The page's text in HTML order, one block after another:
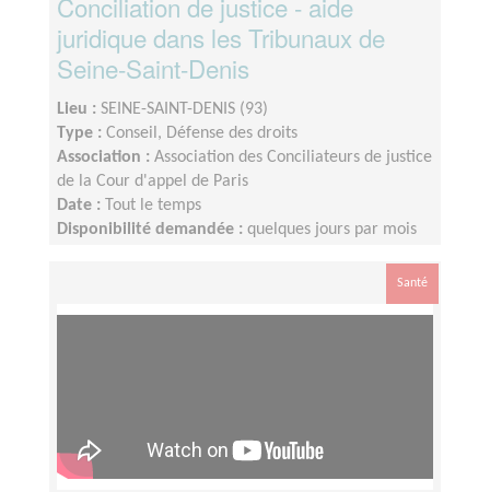
juridique dans les Tribunaux de
Seine-Saint-Denis
Lieu : SEINE-SAINT-DENIS (93)
Type : Conseil, Défense des droits
Association : Association des Conciliateurs de justice
de la Cour d'appel de Paris
Date :
Tout le temps
Disponibilité demandée : quelques jours par mois
Santé